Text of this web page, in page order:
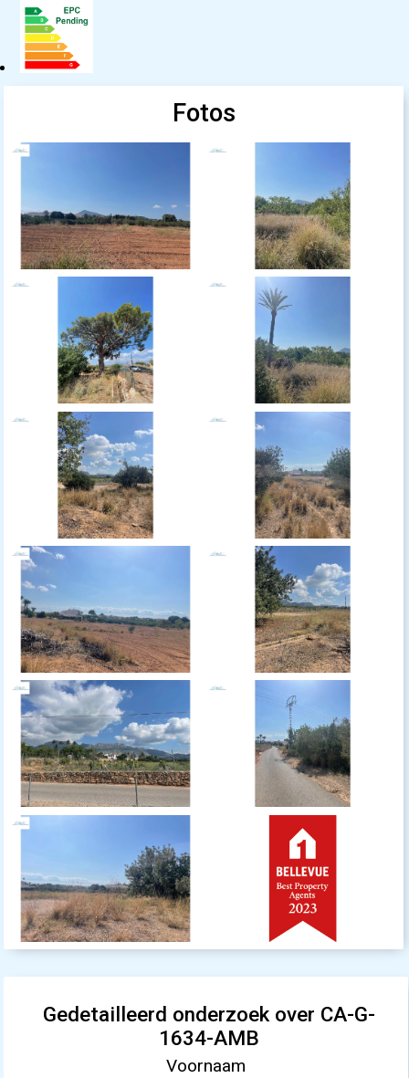
Fotos
Gedetailleerd onderzoek over CA-G-
1634-AMB
Voornaam